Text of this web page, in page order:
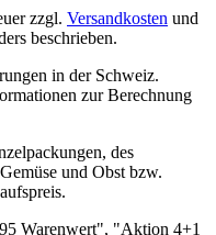
zzgl. Versandkosten und
beschrieben.
in der Schweiz.
zur Berechnung
des
und Obst bzw.
Warenwert", "Aktion 4+1